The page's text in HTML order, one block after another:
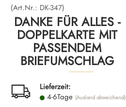
(Art.Nr.: DK-347)
DANKE FÜR ALLES -
DOPPELKARTE MIT
PASSENDEM
BRIEFUMSCHLAG
Lieferzeit:
4-6Tage (Ausland abweichend)